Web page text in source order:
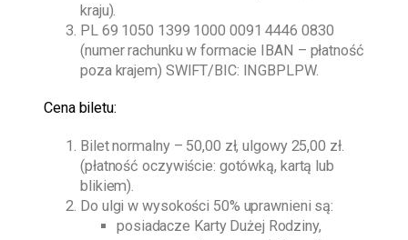
kraju).
PL 69 1050 1399 1000 0091 4446 0830
(numer rachunku w formacie IBAN – płatność
poza krajem) SWIFT/BIC: INGBPLPW.
Cena biletu:
Bilet normalny – 50,00 zł, ulgowy 25,00 zł.
(płatność oczywiście: gotówką, kartą lub
blikiem).
Do ulgi w wysokości 50% uprawnieni są:
posiadacze Karty Dużej Rodziny,